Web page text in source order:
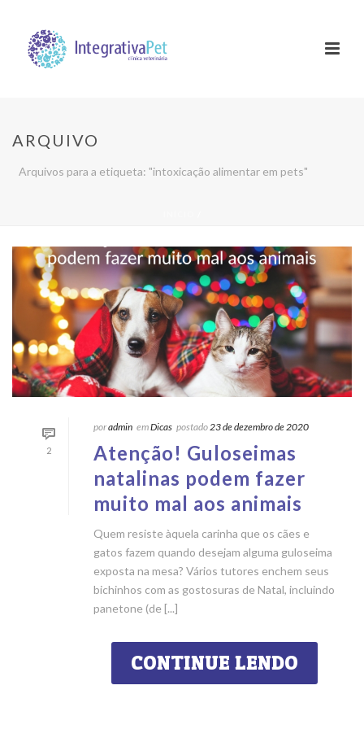
ARQUIVO
Arquivos para a etiqueta: "intoxicação alimentar em pets"
2
poradmin emDicas postado 23 de dezembro de 2020
Atenção! Guloseimas
natalinas podem fazer
muito mal aos animais
Quem resiste àquela carinha que os cães e
gatos fazem quando desejam alguma guloseima
exposta na mesa? Vários tutores enchem seus
bichinhos com as gostosuras de Natal, incluindo
panetone (de [...]
CONTINUE LENDO